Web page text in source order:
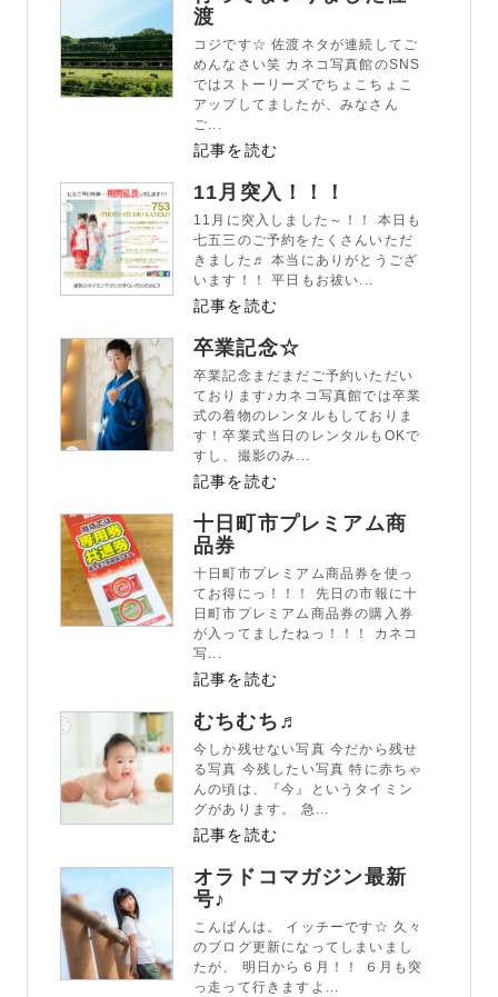
渡
コジです☆ 佐渡ネタが連続してご
めんなさい笑 カネコ写真館のSNS
ではストーリーズでちょこちょこ
アップしてましたが、みなさん
ご...
記事を読む
11月突入！！！
11月に突入しました～！！ 本日も
七五三のご予約をたくさんいただ
きました♬ 本当にありがとうござ
います！！ 平日もお祓い...
記事を読む
卒業記念☆
卒業記念まだまだご予約いただい
ております♪カネコ写真館では卒業
式の着物のレンタルもしておりま
す！卒業式当日のレンタルもOKで
すし、撮影のみ...
記事を読む
十日町市プレミアム商
品券
十日町市プレミアム商品券を使っ
てお得にっ！！！ 先日の市報に十
日町市プレミアム商品券の購入券
が入ってましたねっ！！！ カネコ
写...
記事を読む
むちむち♬
今しか残せない写真 今だから残せ
る写真 今残したい写真 特に赤ちゃ
んの頃は、『今』というタイミン
グがあります。 急...
記事を読む
オラドコマガジン最新
号♪
こんばんは。 イッチーです☆ 久々
のブログ更新になってしまいまし
たが、 明日から６月！！ ６月も突
っ走って行きますよ...